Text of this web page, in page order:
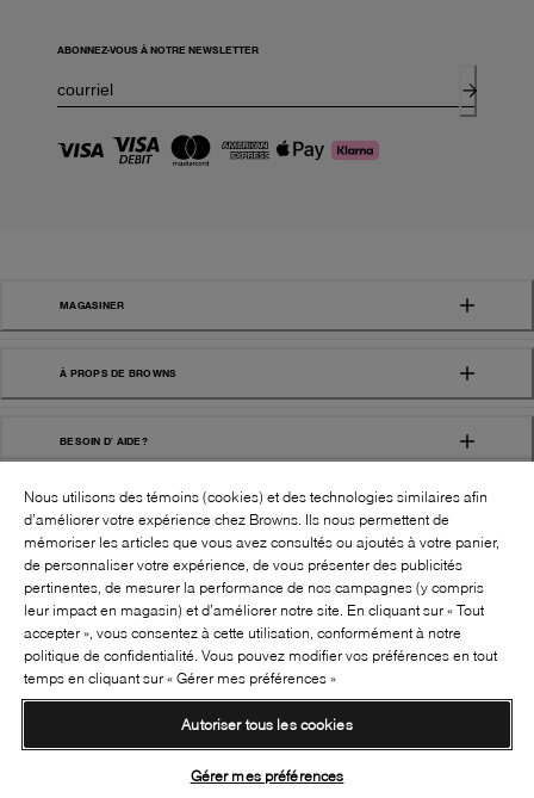
ABONNEZ-VOUS À NOTRE NEWSLETTER
MAGASINER
À PROPS DE BROWNS
BESOIN D' AIDE?
BROWNS SHOES INC. TOUS DROITS
RÉSERVÉS
Conditions générales Politique de confidentialité
Transparence de la chaîne d’approvisionnement
SUIVEZ-NOUS!:
Nous utilisons des témoins (cookies) et des technologies similaires afin
d’améliorer votre expérience chez Browns. Ils nous permettent de
mémoriser les articles que vous avez consultés ou ajoutés à votre panier,
de personnaliser votre expérience, de vous présenter des publicités
pertinentes, de mesurer la performance de nos campagnes (y compris
leur impact en magasin) et d’améliorer notre site. En cliquant sur « Tout
accepter », vous consentez à cette utilisation, conformément à notre
politique de confidentialité. Vous pouvez modifier vos préférences en tout
temps en cliquant sur « Gérer mes préférences »
Autoriser tous les cookies
Gérer mes préférences